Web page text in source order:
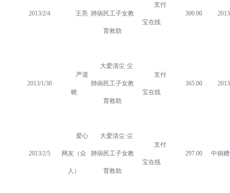
2013/2/4 王亮 肺病民工子女教
育救助
支付
宝在线
300.00
2013/1/30
严道
晓
大爱清尘·尘
肺病民工子女教
育救助
支付
宝在线
365.00
2013/2/5
爱心
网友（众
人）
大爱清尘·尘
肺病民工子女教
育救助
支付
宝在线
297.00 中捐